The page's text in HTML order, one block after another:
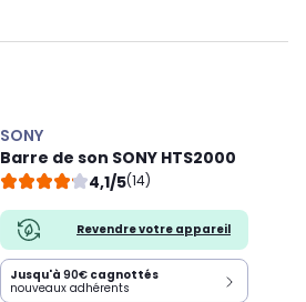
SONY
Barre de son SONY HTS2000
4,1/5(14)
Revendre votre appareil
Jusqu'à 90€ cagnottés
nouveaux adhérents